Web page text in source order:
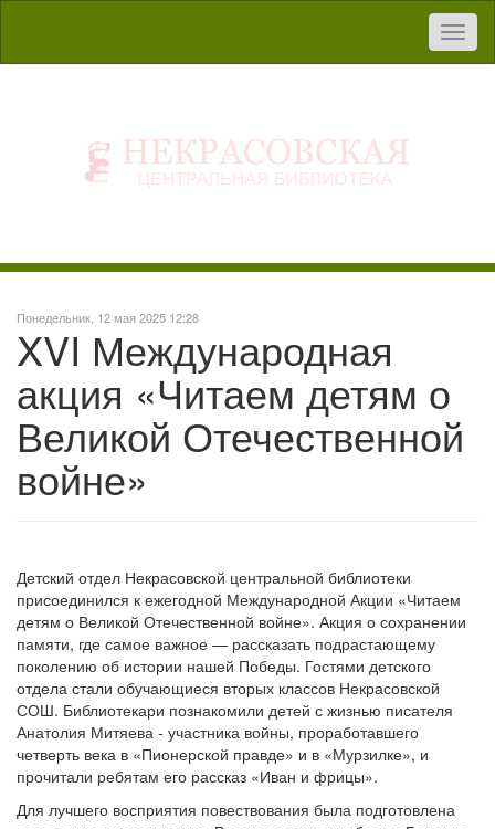
Понедельник, 12 мая 2025 12:28
XVI Международная
акция «Читаем детям о
Великой Отечественной
войне»
Детский отдел Некрасовской центральной библиотеки
присоединился к ежегодной Международной Акции «Читаем
детям о Великой Отечественной войне». Акция о сохранении
памяти, где самое важное — рассказать подрастающему
поколению об истории нашей Победы. Гостями детского
отдела стали обучающиеся вторых классов Некрасовской
СОШ. Библиотекари познакомили детей с жизнью писателя
Анатолия Митяева - участника войны, проработавшего
четверть века в «Пионерской правде» и в «Мурзилке», и
прочитали ребятам его рассказ «Иван и фрицы».
Для лучшего восприятия повествования была подготовлена